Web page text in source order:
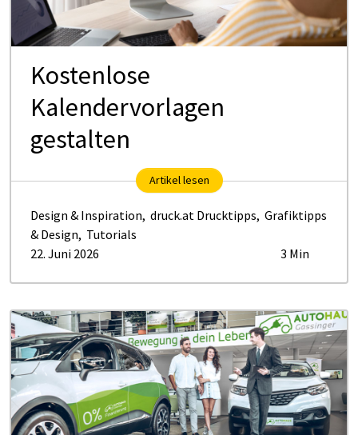
Kostenlose
Kalendervorlagen
gestalten
Artikel lesen
Design & Inspiration, druck.at Drucktipps, Grafiktipps
& Design, Tutorials
22. Juni 2026
3 Min